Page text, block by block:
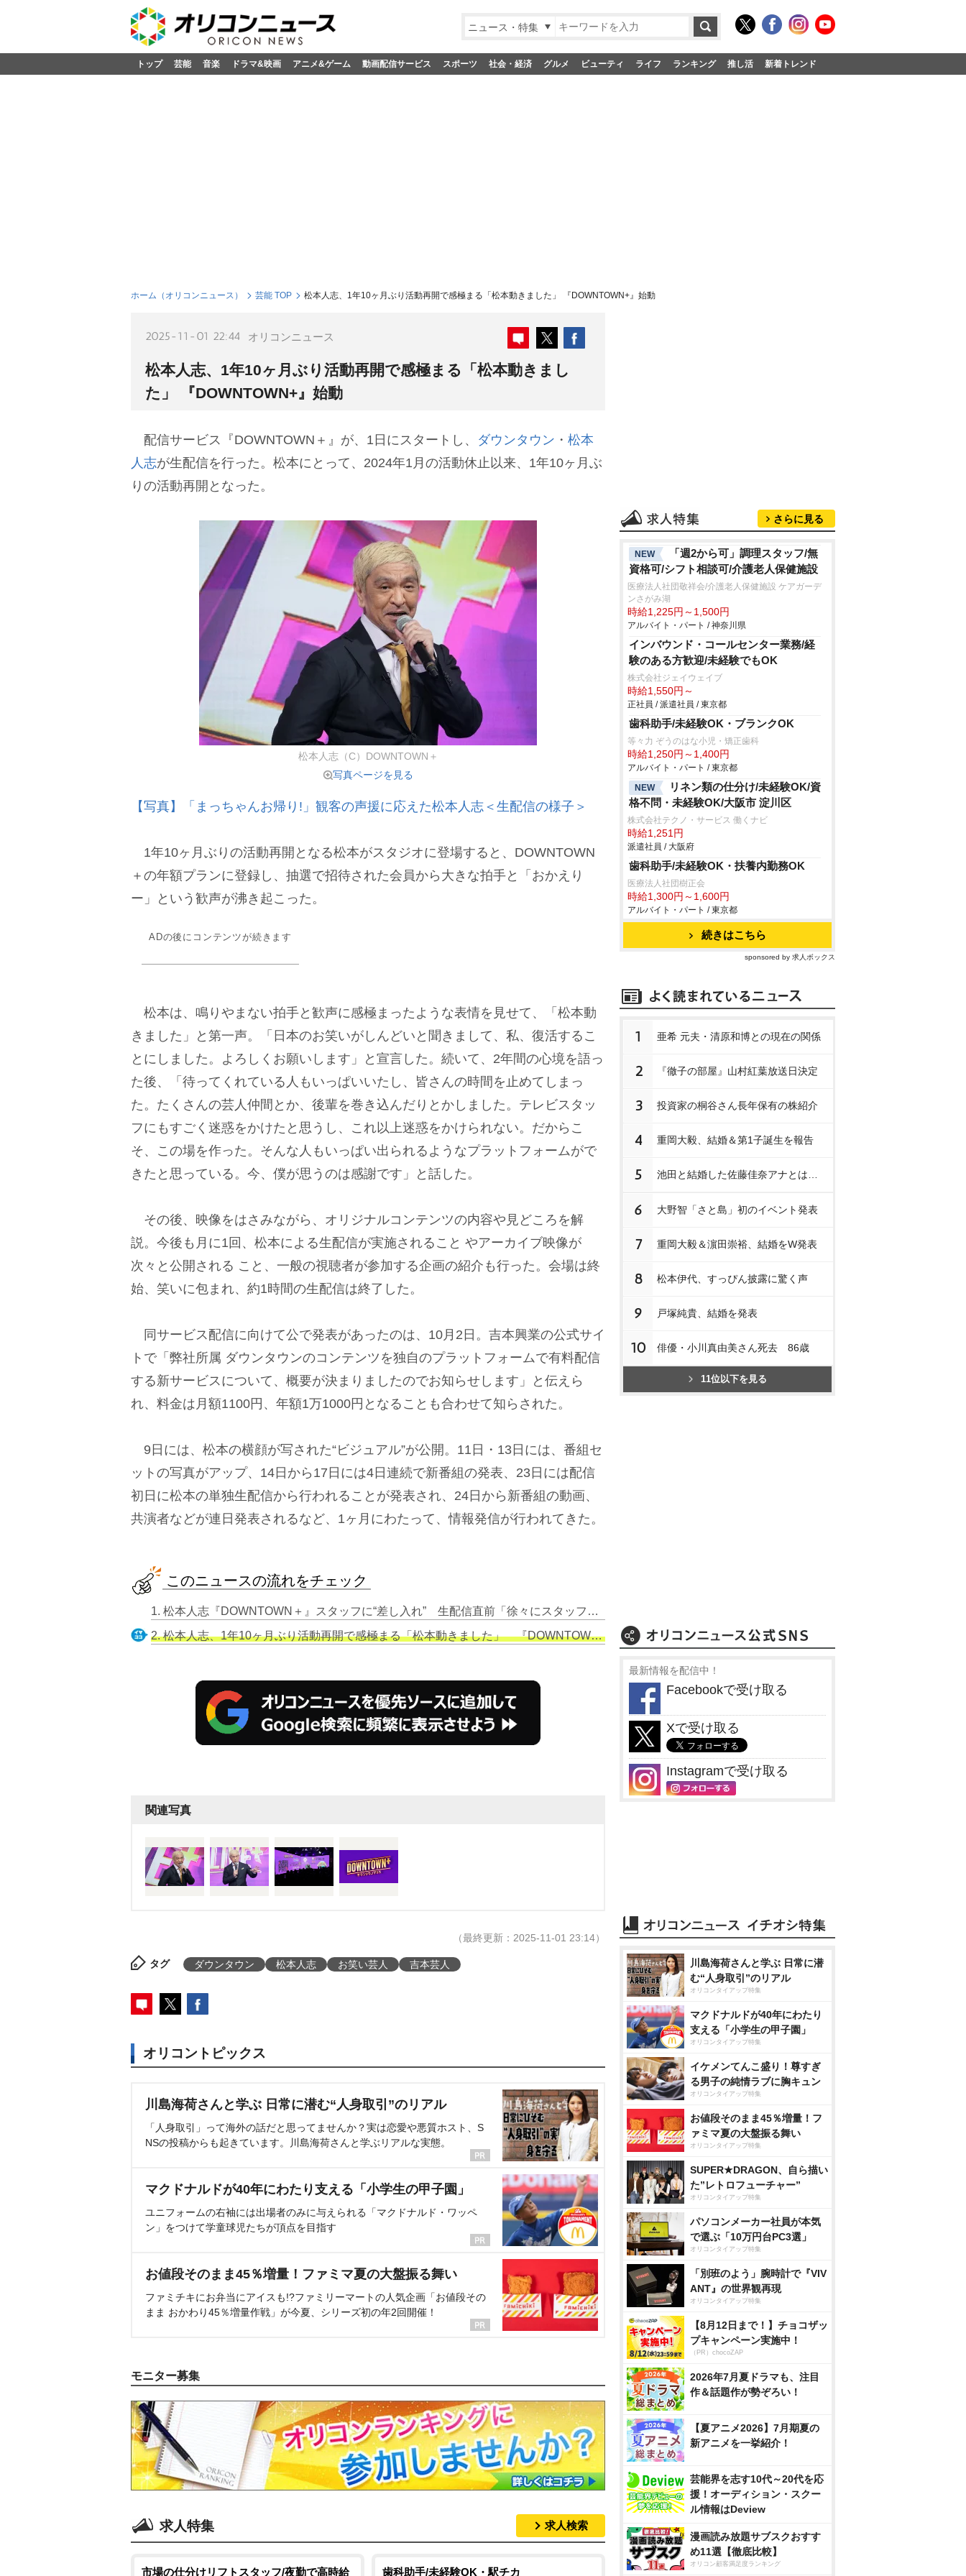
ニュース・特集
トップ 芸能 音楽 ドラマ&映画 アニメ&ゲーム 動画配信サービス スポーツ 社会・経済 グルメ ビューティ ライフ ランキング 推し活 新着トレンド
ホーム（オリコンニュース） 芸能 TOP 松本人志、1年10ヶ月ぶり活動再開で感極まる「松本動きました」 『DOWNTOWN+』始動
2025-11-01 22:44 オリコンニュース
松本人志、1年10ヶ月ぶり活動再開で感極まる「松本動きまし
た」 『DOWNTOWN+』始動
配信サービス『DOWNTOWN＋』が、1日にスタートし、 ダウンタウン ・ 松本
人志が生配信を行った。松本にとって、2024年1月の活動休止以来、1年10ヶ月ぶ
りの活動再開となった。
松本人志（C）DOWNTOWN＋
写真ページを見る
【写真】「まっちゃんお帰り!」観客の声援に応えた松本人志＜生配信の様子＞
1年10ヶ月ぶりの活動再開となる松本がスタジオに登場すると、DOWNTOWN
＋の年額プランに登録し、抽選で招待された会員から大きな拍手と「おかえり
ー」という歓声が沸き起こった。
ADの後にコンテンツが続きます
松本は、鳴りやまない拍手と歓声に感極まったような表情を見せて、「松本動
きました」と第一声。「日本のお笑いがしんどいと聞きまして、私、復活するこ
とにしました。よろしくお願いします」と宣言した。続いて、2年間の心境を語っ
た後、「待ってくれている人もいっぱいいたし、皆さんの時間を止めてしまっ
た。たくさんの芸人仲間とか、後輩を巻き込んだりとかしました。テレビスタッ
フにもすごく迷惑をかけたと思うし、これ以上迷惑をかけられない。だからこ
そ、この場を作った。そんな人もいっぱい出られるようなプラットフォームがで
きたと思っている。今、僕が思うのは感謝です」と話した。
その後、映像をはさみながら、オリジナルコンテンツの内容や見どころを解
説。今後も月に1回、松本による生配信が実施されること やアーカイブ映像が
次々と公開される こと、一般の視聴者が参加する企画の紹介も行った。会場は終
始、笑いに包まれ、約1時間の生配信は終了した。
同サービス配信に向けて公で発表があったのは、10月2日。吉本興業の公式サイ
トで「弊社所属 ダウンタウンのコンテンツを独自のプラットフォームで有料配信
する新サービスについて、概要が決まりましたのでお知らせします」と伝えら
れ、料金は月額1100円、年額1万1000円となることも合わせて知らされた。
9日には、松本の横顔が写された“ビジュアル”が公開。11日・13日には、番組セ
ットの写真がアップ、14日から17日には4日連続で新番組の発表、23日には配信
初日に松本の単独生配信から行われることが発表され、24日から新番組の動画、
共演者などが連日発表されるなど、1ヶ月にわたって、情報発信が行われてきた。
このニュースの流れをチェック
1. 松本人志『DOWNTOWN＋』スタッフに“差し入れ” 生配信直前「徐々にスタッフも慌ただしく…」
2. 松本人志、1年10ヶ月ぶり活動再開で感極まる「松本動きました」 『DOWNTOWN＋』始動
関連写真
（最終更新：2025-11-01 23:14）
タグ ダウンタウン 松本人志 お笑い芸人 吉本芸人
オリコントピックス
川島海荷さんと学ぶ 日常に潜む“人身取引”のリアル
「人身取引」って海外の話だと思ってませんか？実は恋愛や悪質ホスト、S
NSの投稿からも起きています。川島海荷さんと学ぶリアルな実態。
マクドナルドが40年にわたり支える「小学生の甲子園」
ユニフォームの右袖には出場者のみに与えられる「マクドナルド・ワッペ
ン」をつけて学童球児たちが頂点を目指す
お値段そのまま45％増量！ファミマ夏の大盤振る舞い
ファミチキにお弁当にアイスも!?ファミリーマートの人気企画「お値段その
まま おかわり45％増量作戦」が今夏、シリーズ初の年2回開催！
モニター募集
求人特集 求人検索
市場の仕分けリフトスタッフ/夜勤で高時給 歯科助手/未経験OK・駅チカ
さらに見る
NEW
「週2から可」調理スタッフ/無
資格可/シフト相談可/介護老人保健施設
医療法人社団敬祥会/介護老人保健施設 ケアガーデ
ンさがみ湖
時給1,225円～1,500円
アルバイト・パート / 神奈川県
インバウンド・コールセンター業務/経
験のある方歓迎/未経験でもOK
株式会社ジェイウェイブ
時給1,550円～
正社員 / 派遣社員 / 東京都
歯科助手/未経験OK・ブランクOK
等々力 ぞうのはな小児・矯正歯科
時給1,250円～1,400円
アルバイト・パート / 東京都
NEW
リネン類の仕分け/未経験OK/資
格不問・未経験OK/大阪市 淀川区
株式会社テクノ・サービス 働くナビ
時給1,251円
派遣社員 / 大阪府
歯科助手/未経験OK・扶養内勤務OK
医療法人社団樹正会
時給1,300円～1,600円
アルバイト・パート / 東京都
続きはこちら
sponsored by 求人ボックス
1 亜希 元夫・清原和博との現在の関係
2 『徹子の部屋』山村紅葉放送日決定
3 投資家の桐谷さん長年保有の株紹介
4 重岡大毅、結婚＆第1子誕生を報告
5 池田と結婚した佐藤佳奈アナとは…
6 大野智「さと島」初のイベント発表
7 重岡大毅＆濵田崇裕、結婚をW発表
8 松本伊代、すっぴん披露に驚く声
9 戸塚純貴、結婚を発表
10 俳優・小川真由美さん死去 86歳
11位以下を見る
最新情報を配信中！
Facebookで受け取る
Xで受け取る
Instagramで受け取る
川島海荷さんと学ぶ 日常に潜
む“人身取引”のリアル
オリコンタイアップ特集
マクドナルドが40年にわたり
支える「小学生の甲子園」
オリコンタイアップ特集
イケメンてんこ盛り！尊すぎ
る男子の純情ラブに胸キュン
オリコンタイアップ特集
お値段そのまま45％増量！フ
ァミマ夏の大盤振る舞い
オリコンタイアップ特集
SUPER★DRAGON、自ら描い
た”レトロフューチャー”
オリコンタイアップ特集
パソコンメーカー社員が本気
で選ぶ「10万円台PC3選」
オリコンタイアップ特集
「別班のよう」腕時計で『VIV
ANT』の世界観再現
オリコンタイアップ特集
【8月12日まで！】チョコザッ
プキャンペーン実施中！
（PR）chocoZAP
2026年7月夏ドラマも、注目
作＆話題作が勢ぞろい！
【夏アニメ2026】7月期夏の
新アニメを一挙紹介！
芸能界を志す10代～20代を応
援！オーディション・スクー
ル情報はDeview
漫画読み放題サブスクおすす
め11選【徹底比較】
オリコン顧客満足度ランキング